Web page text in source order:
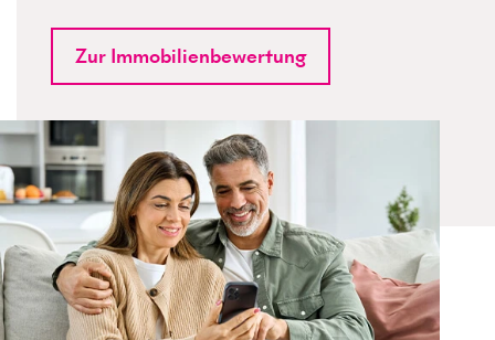
Zur Immobilienbewertung